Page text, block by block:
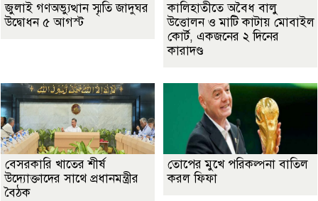
জুলাই গণঅভ্যুত্থান স্মৃতি জাদুঘর
উদ্বোধন ৫ আগস্ট
কালিহাতীতে অবৈধ বালু
উত্তোলন ও মাটি কাটায় মোবাইল
কোর্ট, একজনের ২ দিনের
কারাদণ্ড
বেসরকারি খাতের শীর্ষ
উদ্যোক্তাদের সাথে প্রধানমন্ত্রীর
বৈঠক
তোপের মুখে পরিকল্পনা বাতিল
করল ফিফা